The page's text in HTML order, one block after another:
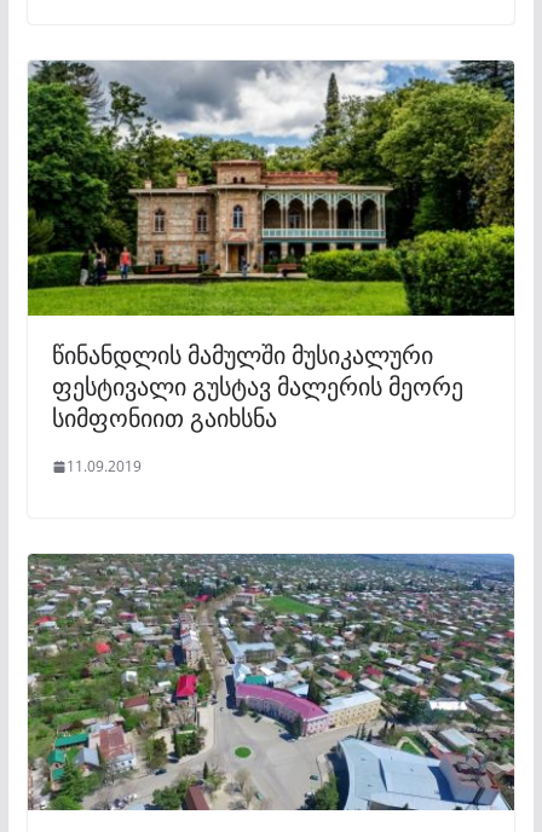
წინანდლის მამულში მუსიკალური
ფესტივალი გუსტავ მალერის მეორე
სიმფონიით გაიხსნა
11.09.2019